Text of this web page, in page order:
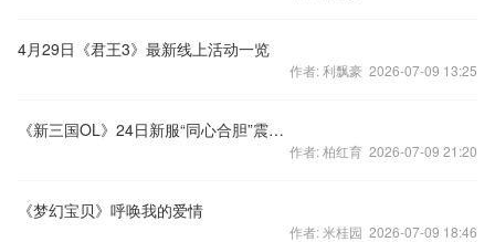
4月29日《君王3》最新线上活动一览
作者: 利飘豪 2026-07-09 13:25
《新三国OL》24日新服“同心合胆”震撼来袭
作者: 柏红育 2026-07-09 21:20
《梦幻宝贝》呼唤我的爱情
作者: 米桂园 2026-07-09 18:46